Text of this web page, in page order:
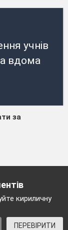
учнів
вдома
за
кириличну
ПЕРЕВІРИТИ